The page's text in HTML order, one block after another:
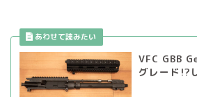
VFC GBB
グレード!?